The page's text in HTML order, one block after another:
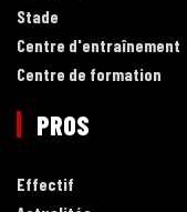
Stade
Centre d'entraînement
Centre de formation
PROS
Effectif